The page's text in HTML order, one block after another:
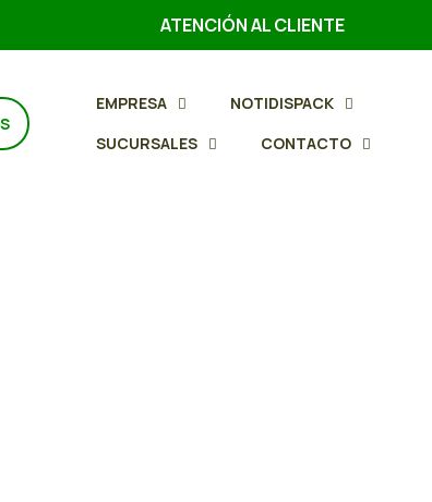
ATENCIÓN AL CLIENTE
EMPRESA
NOTIDISPACK
SUCURSALES
CONTACTO